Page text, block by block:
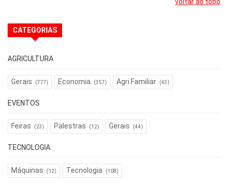
voltar ao topo
CATEGORIAS
AGRICULTURA
Gerais (777) Economia (357) Agri Familiar (43)
EVENTOS
Feiras (23) Palestras (12) Gerais (44)
TECNOLOGIA
Máquinas (12) Tecnologia (108)